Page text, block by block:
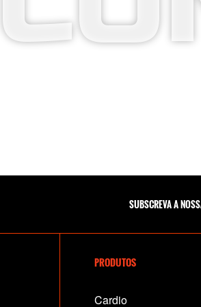
SUBSCREVA A
PRODUTOS
Cardio